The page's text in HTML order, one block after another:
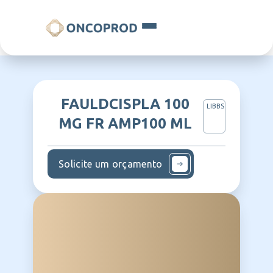
FAULDCISPLA 100
MG FR AMP100 ML
LIBBS
Solicite um orçamento